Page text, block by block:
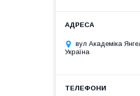
вул Академіка
Україна